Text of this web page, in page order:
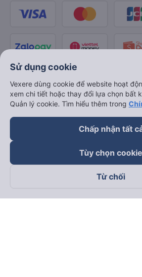
Sử dụng cookie
Vexere dùng cookie để website hoạt
xem chi tiết hoặc thay đổi lựa chọn bất
Quản lý cookie. Tìm hiểu thêm trong
Chấp nhận tất
Tùy chọn cookie
Từ chối